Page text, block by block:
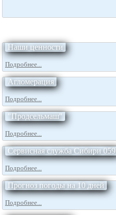
Наши ценности
Подробнее...
Агломерация
Подробнее...
"Продсельмаш"
Подробнее...
Сервисная служба Сибири 059
Подробнее...
Прогноз погоды на 10 дней
Подробнее...